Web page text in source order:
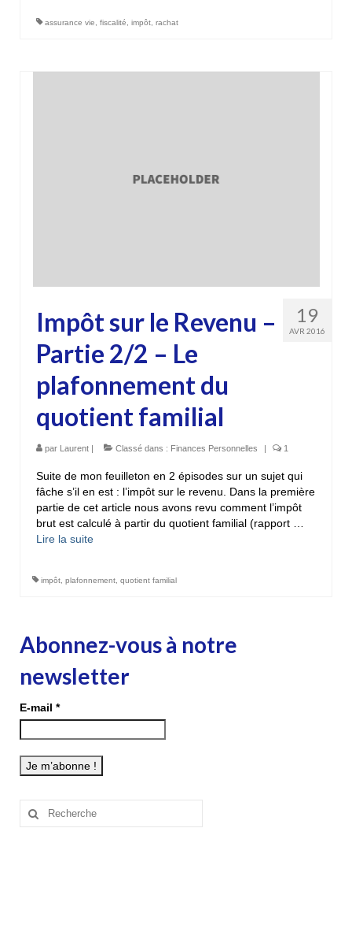
assurance vie fiscalité impôt rachat
19
AVR 2016
Impôt sur le Revenu –
Partie 2/2 – Le
plafonnement du
quotient familial
par Laurent Classé dans : Finances Personnelles 1
Suite de mon feuilleton en 2 épisodes sur un sujet qui
fâche s’il en est : l’impôt sur le revenu. Dans la première
partie de cet article nous avons revu comment l’impôt
brut est calculé à partir du quotient familial (rapport …
Lire la suite­­
impôt, plafonnement, quotient familial
Abonnez-vous à notre
newsletter
E-mail *
Rechercher